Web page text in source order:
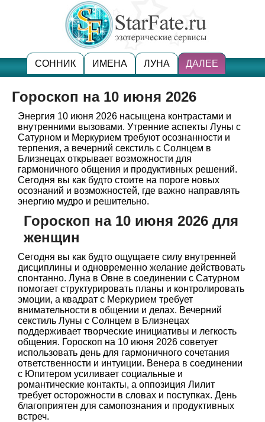
СОННИК ИМЕНА ЛУНА ДАЛЕЕ
Гороскоп на 10 июня 2026
Энергия 10 июня 2026 насыщена контрастами и
внутренними вызовами. Утренние аспекты Луны с
Сатурном и Меркурием требуют осознанности и
терпения, а вечерний секстиль с Солнцем в
Близнецах открывает возможности для
гармоничного общения и продуктивных решений.
Сегодня вы как будто стоите на пороге новых
осознаний и возможностей, где важно направлять
энергию мудро и решительно.
Гороскоп на 10 июня 2026 для
женщин
Сегодня вы как будто ощущаете силу внутренней
дисциплины и одновременно желание действовать
спонтанно. Луна в Овне в соединении с Сатурном
помогает структурировать планы и контролировать
эмоции, а квадрат с Меркурием требует
внимательности в общении и делах. Вечерний
секстиль Луны с Солнцем в Близнецах
поддерживает творческие инициативы и легкость
общения. Гороскоп на 10 июня 2026 советует
использовать день для гармоничного сочетания
ответственности и интуиции. Венера в соединении
с Юпитером усиливает социальные и
романтические контакты, а оппозиция Лилит
требует осторожности в словах и поступках. День
благоприятен для самопознания и продуктивных
встреч.